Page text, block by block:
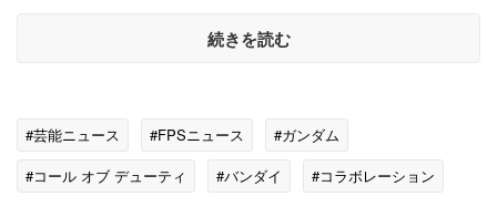
続きを読む
#芸能ニュース #FPSニュース
#ガンダム
#コール オブ デューティ
#バンダイ
#コラボレーション